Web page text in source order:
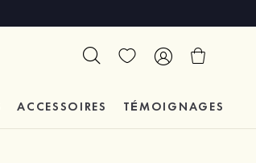
ACCESSOIRES TÉMOIGNAGES